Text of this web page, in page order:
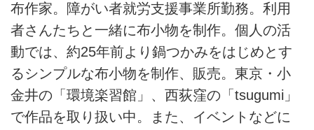
布作家。障がい者就労支援事業所勤務。利用
者さんたちと一緒に布小物を制作。個人の活
動では、約25年前より鍋つかみをはじめとす
るシンプルな布小物を制作、販売。東京・小
金井の「環境楽習館」、西荻窪の「tsugumi」
で作品を取り扱い中。また、イベントなどに